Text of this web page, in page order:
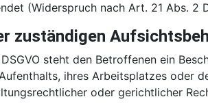
(Widerspruch nach Art. 21 Abs. 2
zuständigen
steht den Betroffenen ein
ihres Arbeitsplatzes oder
oder gerichtlicher